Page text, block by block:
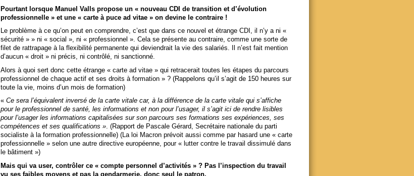
Pourtant lorsque Manuel Valls propose un « nouveau CDI de transition et d’évolution
professionnelle » et une « carte à puce ad vitae » on devine le contraire !
Le problème à ce qu’on peut en comprendre, c’est que dans ce nouvel et étrange CDI, il n’y a ni «
sécurité » » ni « social », ni « professionnel ». Cela se présente au contraire, comme une sorte de
filet de rattrapage à la flexibilité permanente qui deviendrait la vie des salariés. Il n’est fait mention
d’aucun « droit » ni précis, ni contrôlé, ni sanctionné.
Alors à quoi sert donc cette étrange « carte ad vitae » qui retracerait toutes les étapes du parcours
professionnel de chaque actif et ses droits à formation » ? (Rappelons qu’il s’agit de 150 heures sur
toute la vie, moins d’un mois de formation)
«Ce sera l’équivalent inversé de la carte vitale car, à la différence de la carte vitale qui s’affiche
pour le professionnel de santé, les informations et non pour l’usager, il s’agit ici de rendre lisibles
pour l’usager les informations capitalisées sur son parcours ses formations ses expériences, ses
compétences et ses qualifications ». (Rapport de Pascale Gérard, Secrétaire nationale du parti
socialiste à la formation professionnelle) (La loi Macron prévoit aussi comme par hasard une « carte
professionnelle » selon une autre directive européenne, pour « lutter contre le travail dissimulé dans
le bâtiment »)
Mais qui va user, contrôler ce « compte personnel d’activités » ? Pas l’inspection du travail
vu ses faibles moyens et pas la gendarmerie, donc seul le patron.